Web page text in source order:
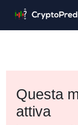
Questa
attiva